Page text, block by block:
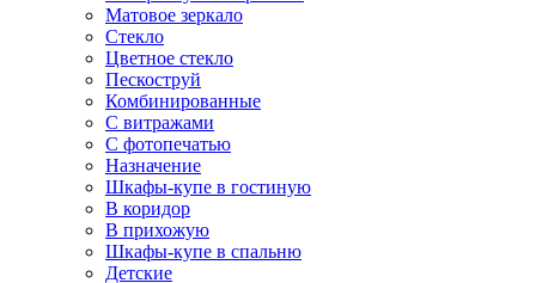
Матовое зеркало
Стекло
Цветное стекло
Пескоструй
Комбинированные
С витражами
С фотопечатью
Назначение
Шкафы-купе в гостиную
В коридор
В прихожую
Шкафы-купе в спальню
Детские